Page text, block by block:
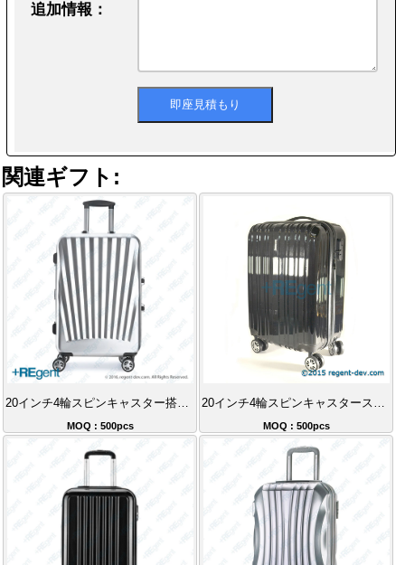
追加情報：
関連ギフト:
20インチ4輪スピンキャスター搭載ハードケース
MOQ : 500pcs MOQ : 500pcs